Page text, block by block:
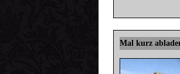
Mal kurz